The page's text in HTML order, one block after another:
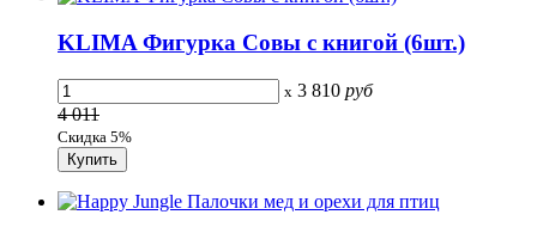
KLIMA Фигурка Совы с книгой (6шт.)
x 3 810 руб
4 011
Скидка 5%